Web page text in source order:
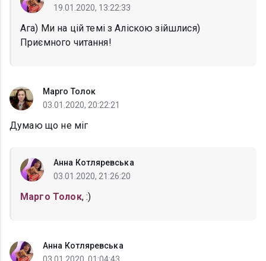
19.01.2020, 13:22:33
Ага) Ми на цій темі з Аліскою зійшлися)
Приємного читання!
Марго Толок
03.01.2020, 20:22:21
Думаю що не міг
Анна Котляревська
03.01.2020, 21:26:20
Марго Толок, :)
Анна Котляревська